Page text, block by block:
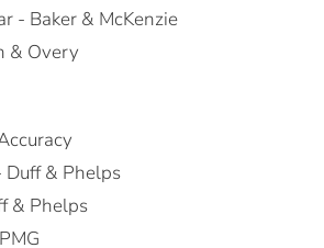
- Baker & McKenzie
& Overy
Duff & Phelps
& Phelps